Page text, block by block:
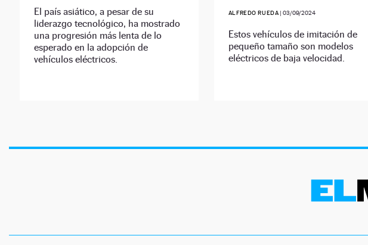
El país asiático, a pesar de su
liderazgo tecnológico, ha mostrado
una progresión más lenta de lo
esperado en la adopción de
vehículos eléctricos.
ALFREDO RUEDA |03/09/2024
Estos vehículos de imitación de
pequeño tamaño son modelos
eléctricos de baja velocidad.